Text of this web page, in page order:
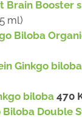
Brain Booster
ml)
Biloba
Ginkgo biloba
biloba 470
Biloba Double